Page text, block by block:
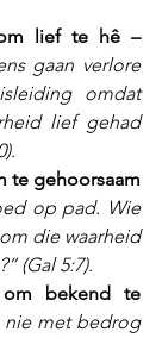
lief te hê –
gaan verlore
omdat
lief gehad
te gehoorsaam
op pad. Wie
die waarheid
(Gal 5:7).
bekend te
nie met bedrog